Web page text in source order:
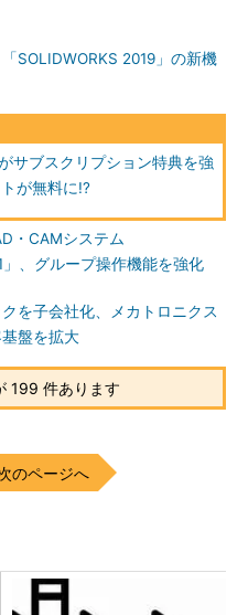
SOLIDWORKS 2019」の新機
サブスクリプション特典を強
が無料に!?
・CAMシステム
」、グループ操作機能を強化
を子会社化、メカトロニクス
盤を拡大
199 件あります
のページへ